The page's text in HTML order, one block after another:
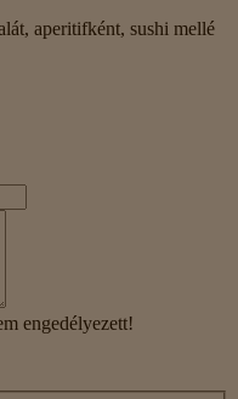
aperitifként, sushi mellé
engedélyezett!